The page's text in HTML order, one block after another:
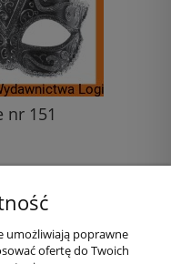
nr 151
umożliwiają poprawne
ofertę do Twoich